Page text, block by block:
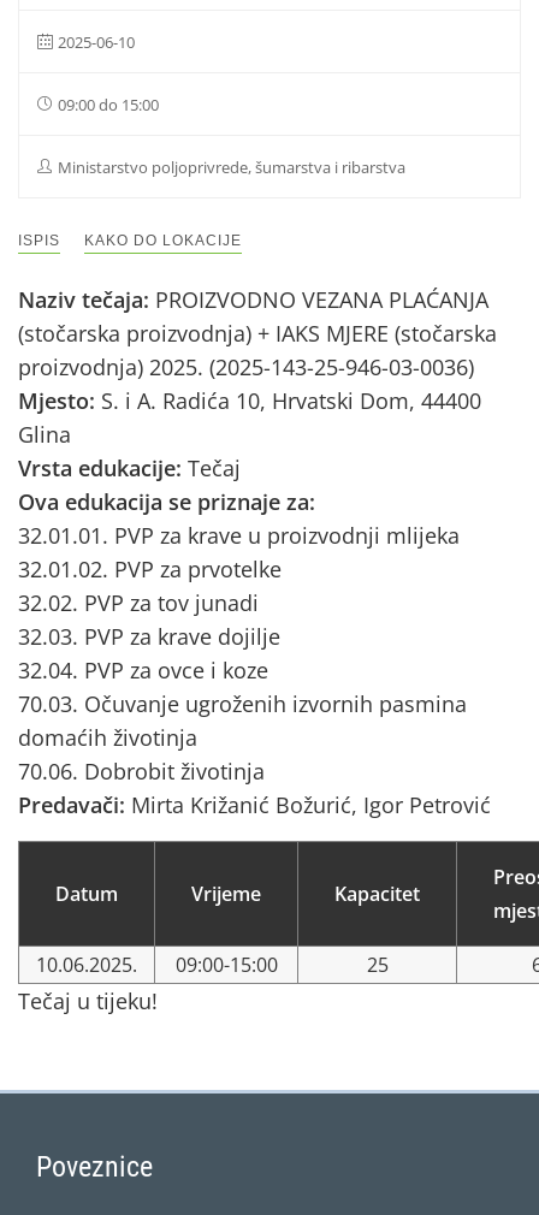
2025-06-10
09:00 do 15:00
Ministarstvo poljoprivrede, šumarstva i ribarstva
ISPIS KAKO DO LOKACIJE
Naziv tečaja: PROIZVODNO VEZANA PLAĆANJA
(stočarska proizvodnja) + IAKS MJERE (stočarska
proizvodnja) 2025. (2025-143-25-946-03-0036)
Mjesto: S. i A. Radića 10, Hrvatski Dom, 44400
Glina
Vrsta edukacije: Tečaj
Ova edukacija se priznaje za:
32.01.01. PVP za krave u proizvodnji mlijeka
32.01.02. PVP za prvotelke
32.02. PVP za tov junadi
32.03. PVP za krave dojilje
32.04. PVP za ovce i koze
70.03. Očuvanje ugroženih izvornih pasmina
domaćih životinja
70.06. Dobrobit životinja
Predavači: Mirta Križanić Božurić, Igor Petrović
Datum Vrijeme Kapacitet
10.06.2025. 09:00-15:00 25
Tečaj u tijeku!
Poveznice